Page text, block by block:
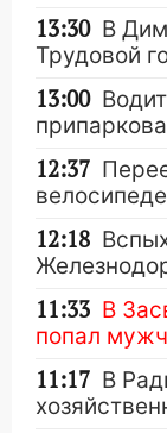
13:30 В
Трудовой
13:00
12:37
12:18
11:33 В
попал
11:17 В